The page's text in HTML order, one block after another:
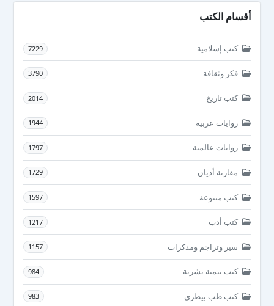
أقسام الكتب
كتب إسلامية 7229
فكر وثقافة 3790
كتب تاريخ 2014
روايات عربية 1944
روايات عالمية 1797
مقارنة أديان 1729
كتب متنوعة 1597
كتب أدب 1217
سير وتراجم ومذكرات 1157
كتب تنمية بشرية 984
كتب طب بيطرى 983